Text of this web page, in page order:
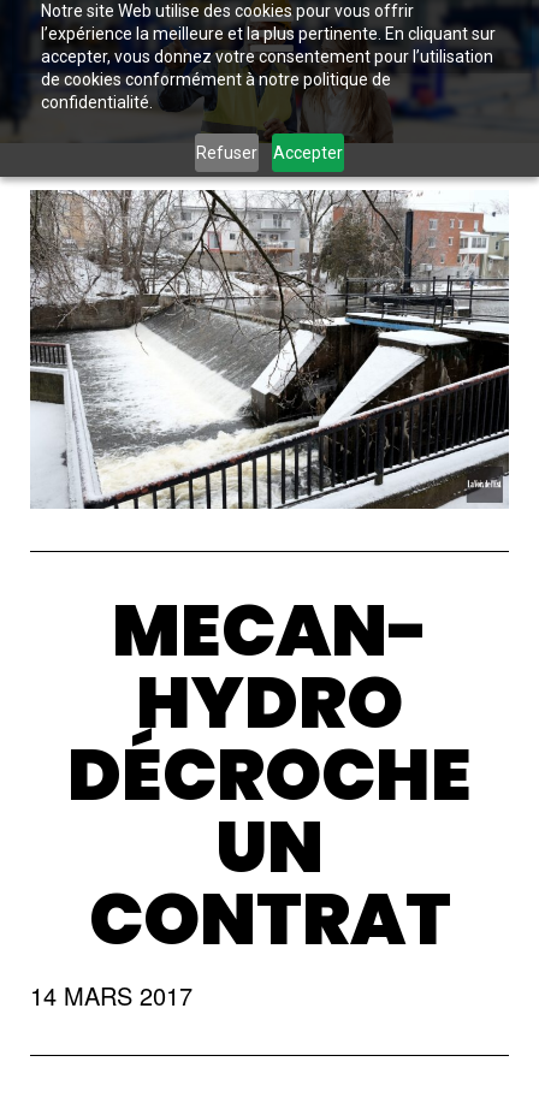
Notre site Web utilise des cookies pour vous offrir
l’expérience la meilleure et la plus pertinente. En cliquant sur
accepter, vous donnez votre consentement pour l’utilisation
de cookies conformément à notre politique de
confidentialité.
Refuser Accepter
MECAN-
HYDRO
DÉCROCHE
UN
CONTRAT
14 MARS 2017